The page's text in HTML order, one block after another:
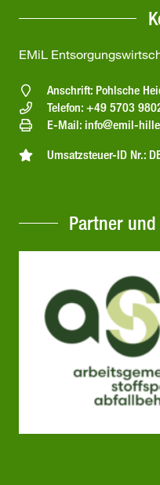
EMiL
Anschrift: Pohlsche
Telefon: +49 5703
E-Mail: info@emil-
Umsatzsteuer-ID Nr.:
Partner